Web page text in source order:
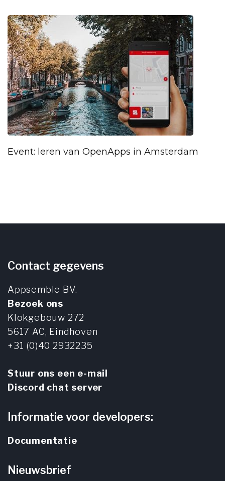
Event: leren van OpenApps in Amsterdam
Contact gegevens
Appsemble BV.
Bezoek ons
Klokgebouw 272
5617 AC, Eindhoven
+31 (0)40 2932235
Stuur ons een e-mail
Discord chat server
Informatie voor developers:
Documentatie
Nieuwsbrief